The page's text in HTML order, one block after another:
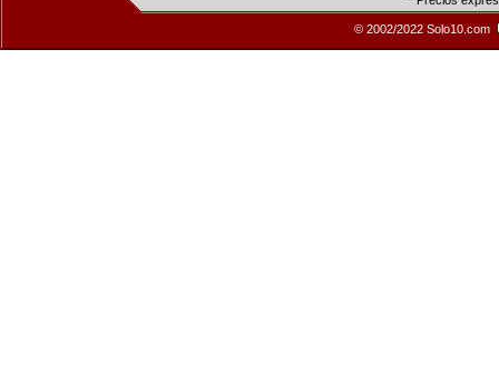
© 2002/2022 Solo10.com